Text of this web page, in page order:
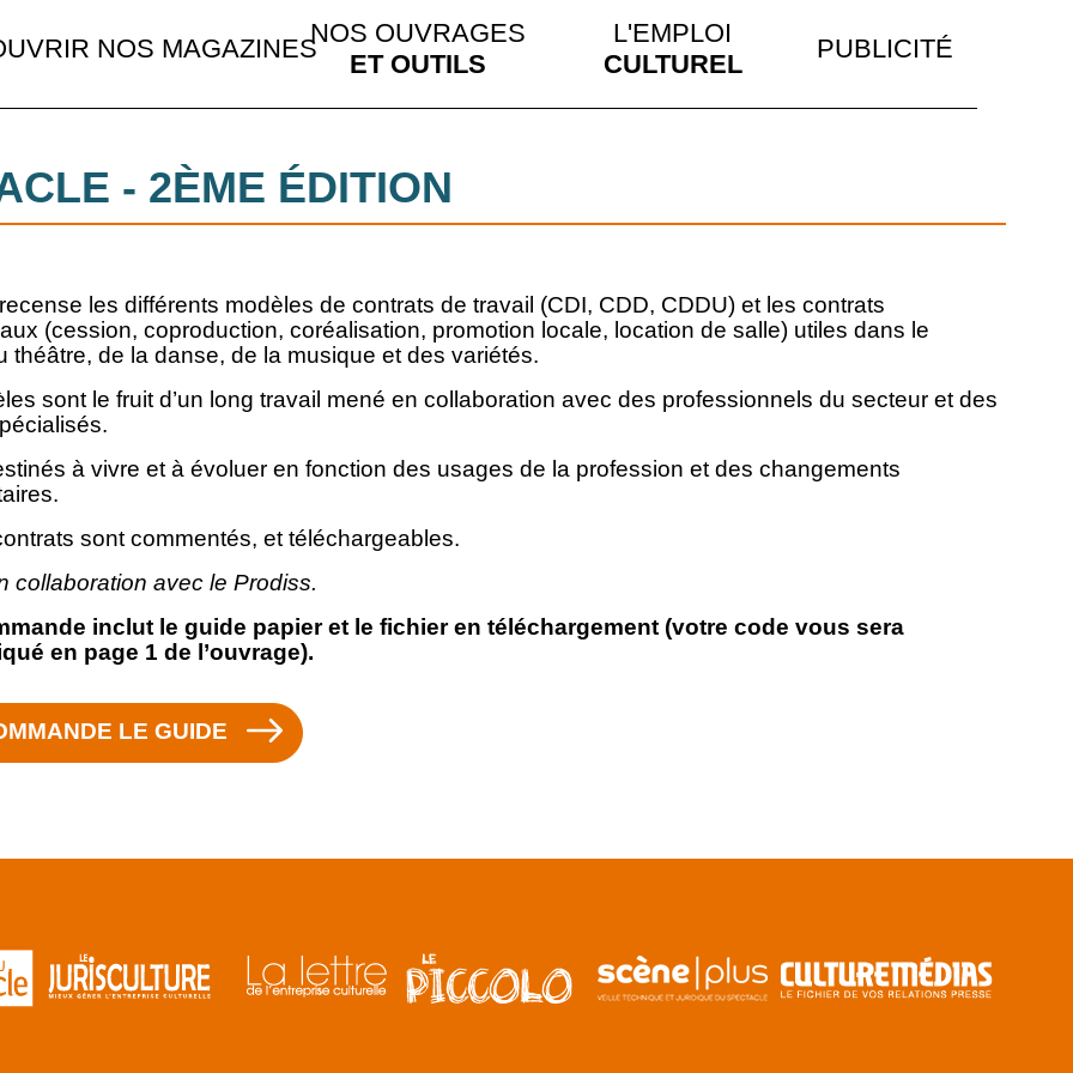
NOS MAGAZINES
NOS OUVRAGES
ET OUTILS
L'EMPLOI
CULTUREL
PUBLICITÉ
- 2ÈME ÉDITION
les différents modèles de contrats de travail (CDI, CDD, CDDU) et les contrats
(cession, coproduction, coréalisation, promotion locale, location de salle) utiles dans le
théâtre, de la danse, de la musique et des variétés.
sont le fruit d’un long travail mené en collaboration avec des professionnels du secteur et des
à vivre et à évoluer en fonction des usages de la profession et des changements
sont commentés, et téléchargeables.
collaboration avec le Prodiss.
inclut le guide papier et le fichier en téléchargement (votre code vous sera
en page 1 de l’ouvrage).
LE GUIDE